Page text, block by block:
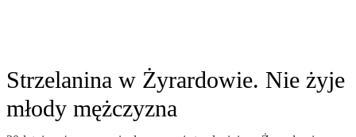
Strzelanina w Żyrardowie. Nie żyje
młody mężczyzna